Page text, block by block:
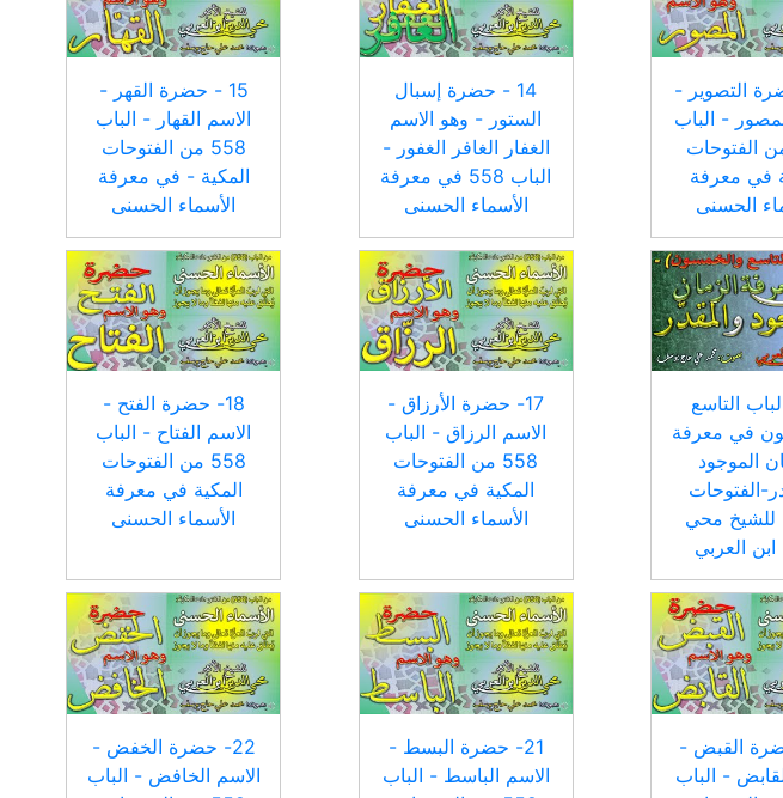
التصوير -
- الباب
من الفتوحات
في معرفة
الحسنى
14 - حضرة إسبال
الستور - وهو الاسم
الغفار الغافر الغفور -
الباب 558 في معرفة
الأسماء الحسنى
15 - حضرة القهر -
الاسم القهار - الباب
558 من الفتوحات
المكية - في معرفة
الأسماء الحسنى
الباب التاسع
في معرفة
الموجود
الفتوحات
للشيخ محي
ابن العربي
17- حضرة الأرزاق -
الاسم الرزاق - الباب
558 من الفتوحات
المكية في معرفة
الأسماء الحسنى
18- حضرة الفتح -
الاسم الفتاح - الباب
558 من الفتوحات
المكية في معرفة
الأسماء الحسنى
القبض -
- الباب
21- حضرة البسط -
الاسم الباسط - الباب
22- حضرة الخفض -
الاسم الخافض - الباب